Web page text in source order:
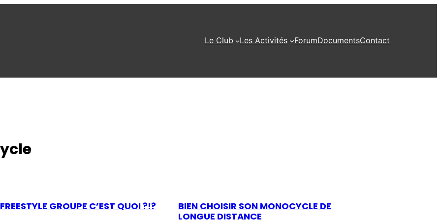
Le Club Les Activités ForumDocumentsContact
GROUPE C’EST QUOI ?!?
BIEN CHOISIR SON MONOCYCLE DE
LONGUE DISTANCE